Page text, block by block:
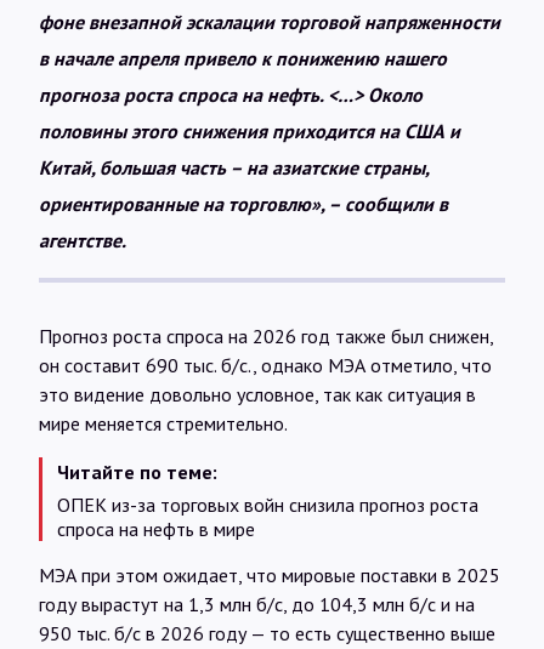
фоне внезапной эскалации торговой напряженности
в начале апреля привело к понижению нашего
прогноза роста спроса на нефть. <…> Около
половины этого снижения приходится на США и
Китай, большая часть – на азиатские страны,
ориентированные на торговлю», – сообщили в
агентстве.
Прогноз роста спроса на 2026 год также был снижен,
он составит 690 тыс. б/с., однако МЭА отметило, что
это видение довольно условное, так как ситуация в
мире меняется стремительно.
Читайте по теме:
ОПЕК из-за торговых войн снизила прогноз роста
спроса на нефть в мире
МЭА при этом ожидает, что мировые поставки в 2025
году вырастут на 1,3 млн б/с, до 104,3 млн б/с и на
950 тыс. б/с в 2026 году — то есть существенно выше